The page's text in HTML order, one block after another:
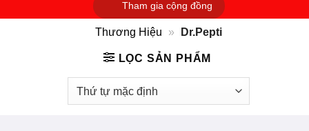
Tham gia cộng đồng
Thương Hiệu » Dr.Pepti
LỌC SẢN PHẨM